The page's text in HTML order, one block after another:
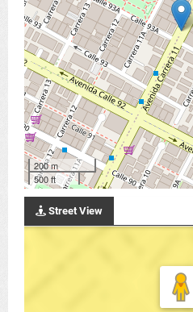
200 m
500 ft
Street View